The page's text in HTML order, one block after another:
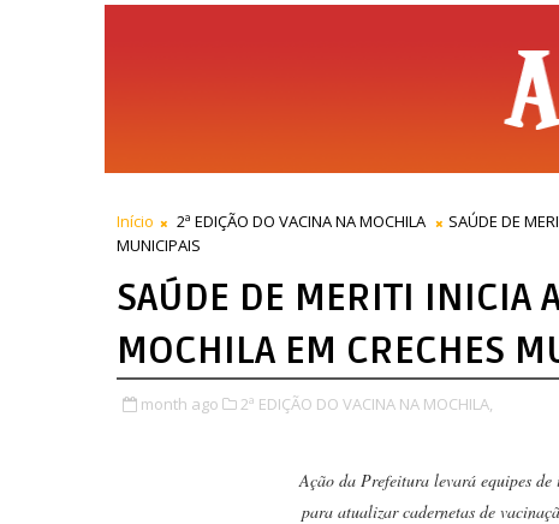
Início 2ª EDIÇÃO DO VACINA NA MOCHILA
SAÚDE DE
MUNICIPAIS
SAÚDE DE MERITI INICIA
MOCHILA EM CRECHES
month ago 2ª EDIÇÃO DO VACINA NA MOCHILA,
Ação da Prefeitura levará equipes
para atualizar cadernetas de